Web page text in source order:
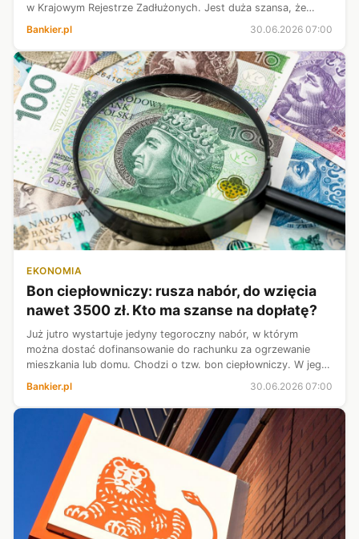
w Krajowym Rejestrze Zadłużonych. Jest duża szansa, że
Bankier.pl 30.06.2026 07:00
EKONOMIA
Bon ciepłowniczy: rusza nabór, do wzięcia
nawet 3500 zł. Kto ma szanse na dopłatę?
Już jutro wystartuje jedyny tegoroczny nabór, w którym
można dostać dofinansowanie do rachunku za ogrzewanie
mieszkania lub domu. Chodzi o tzw. bon ciepłowniczy. W jego
3500 zł. Kto jest uprawnio...
Bankier.pl 30.06.2026 07:00